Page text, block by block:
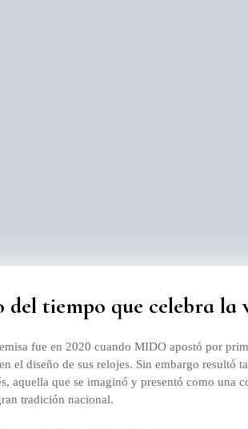
del tiempo que celebra
fue en 2020 cuando MIDO apostó por
el diseño de sus relojes. Sin embargo
aquella que se imaginó y presentó como una
tradición nacional.